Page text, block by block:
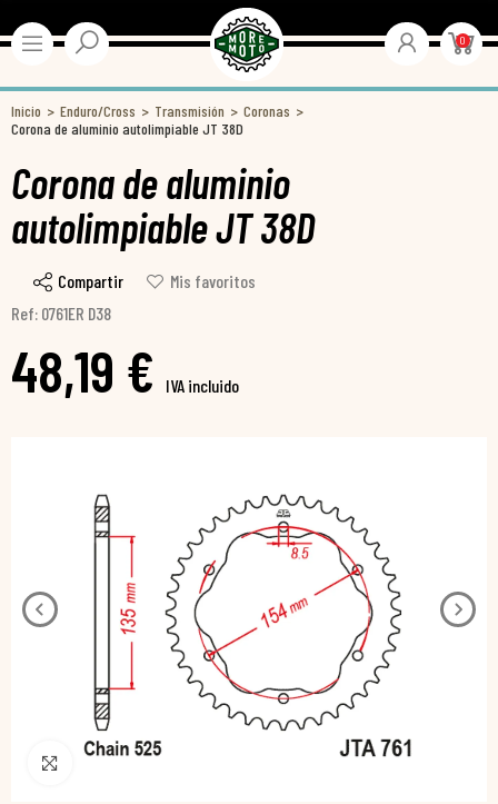
0
Inicio Enduro/Cross Transmisión
Coronas
Corona de aluminio autolimpiable JT 38D
Corona de aluminio
autolimpiable JT 38D
Compartir
Mis favoritos
Ref: 0761ER D38
48,19 € IVA incluido
Pincha para agrandar